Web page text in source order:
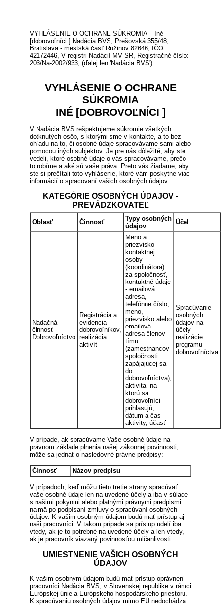
VYHLÁSENIE O OCHRANE SÚKROMIA – Iné
[dobrovoľníci ] Nadácia BVS, Prešovská 355/48,
Bratislava - mestská časť Ružinov 82646, IČO:
42172446, V registri Nadácií MV SR, Registračné číslo:
203/Na-2002/933, (ďalej len 'Nadácia BVS')
VYHLÁSENIE O OCHRANE
SÚKROMIA
INÉ [DOBROVOĽNÍCI ]
V Nadácia BVS rešpektujeme súkromie všetkých
dotknutých osôb, s ktorými sme v kontakte, a to bez
ohľadu na to, či osobné údaje spracovávame sami alebo
pomocou iných subjektov. Je pre nás dôležité, aby ste
vedeli, ktoré osobné údaje o vás spracovávame, prečo
to robíme a aké sú vaše práva. Preto vás žiadame, aby
ste si prečítali toto vyhlásenie, ktoré vám poskytne viac
informácií o spracovaní vašich osobných údajov.
KATEGÓRIE OSOBNÝCH ÚDAJOV -
PREVÁDZKOVATEĽ
Oblasť Činnosť
Typy osobných
údajov
Účel
Nadačná
činnosť -
Dobrovoľníctvo
Registrácia a
evidencia
dobrovoľníkov,
realizácia
aktivít
Meno a
priezvisko
kontaktnej
osoby
(koordinátora)
za spoločnosť,
kontaktné údaje
- emailová
adresa,
telefónne číslo;
meno,
priezvisko alebo
emailová
adresa členov
tímu
(zamestnancov
spoločnosti
zapájajúcej sa
do
dobrovoľníctva),
aktivita, na
ktorú sa
dobrovoľníci
prihlasujú,
dátum a čas
aktivity, účasť
Spracúvanie
osobných
údajov na
účely
realizácie
programu
dobrovoľníctva
V prípade, ak spracúvame Vaše osobné údaje na
právnom základe plnenia našej zákonnej povinnosti,
môže sa jednať o nasledovné právne predpisy:
Činnosť Názov predpisu
V prípadoch, keď môžu tieto tretie strany spracúvať
vaše osobné údaje len na uvedené účely a iba v súlade
s našimi pokynmi alebo platnými právnymi predpismi
najmä po podpísaní zmluvy o spracúvaní osobných
údajov. K vašim osobným údajom budú mať prístup aj
naši pracovníci. V takom prípade sa prístup udelí iba
vtedy, ak je to potrebné na uvedené účely a len vtedy,
ak je pracovník viazaný povinnosťou mlčanlivosti.
UMIESTNENIE VAŠICH OSOBNÝCH
ÚDAJOV
K vašim osobným údajom budú mať prístup oprávnení
pracovníci Nadácia BVS, v Slovenskej republike v rámci
Európskej únie a Európskeho hospodárskeho priestoru.
K spracúvaniu osobných údajov mimo EÚ nedochádza.